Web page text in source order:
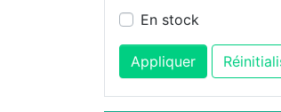
En stock
Appliquer